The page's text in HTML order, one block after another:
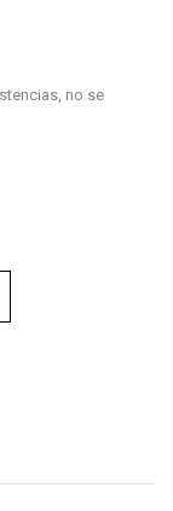
no se